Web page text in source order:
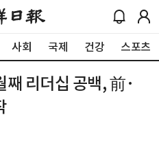
사회 국제 건강 스포츠
리더십 공백, 前·